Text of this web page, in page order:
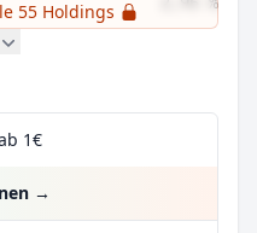
55 Holdings
1€
→